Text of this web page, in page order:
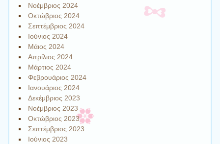
Νοέμβριος 2024
Οκτώβριος 2024
Σεπτέμβριος 2024
Ιούνιος 2024
Μάιος 2024
Απρίλιος 2024
Μάρτιος 2024
Φεβρουάριος 2024
Ιανουάριος 2024
Δεκέμβριος 2023
Νοέμβριος 2023
Οκτώβριος 2023
Σεπτέμβριος 2023
Ιούνιος 2023